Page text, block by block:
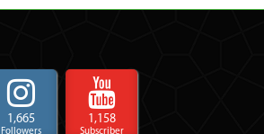
1,665
Followers
1,158
Subscriber